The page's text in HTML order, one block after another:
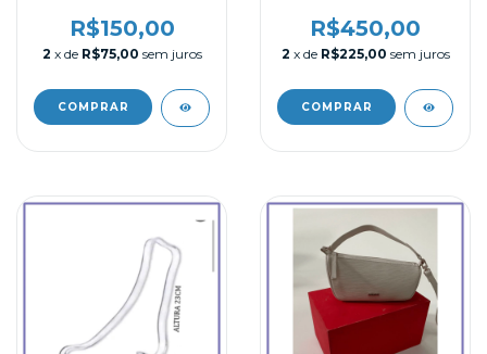
R$150,00
2 x de R$75,00 sem juros
R$450,00
2 x de R$225,00 sem juros